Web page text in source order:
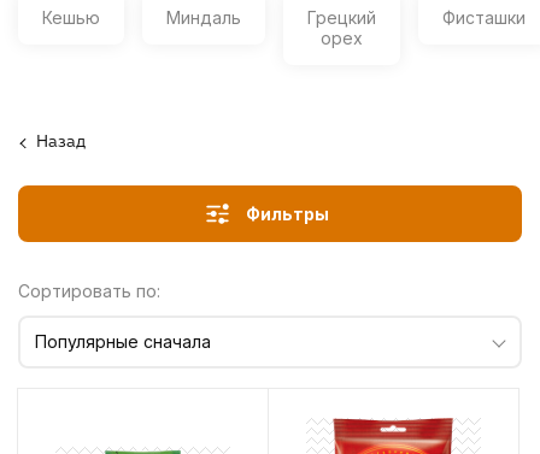
Кешью Миндаль
Грецкий
орех
Фисташки
Назад
Фильтры
Сортировать по:
Популярные сначала